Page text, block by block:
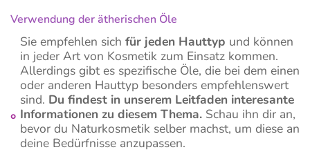
Verwendung der ätherischen Öle
Sie empfehlen sich für jeden Hauttyp und können
in jeder Art von Kosmetik zum Einsatz kommen.
Allerdings gibt es spezifische Öle, die bei dem einen
oder anderen Hauttyp besonders empfehlenswert
sind. Du findest in unserem Leitfaden interesante
Informationen zu diesem Thema. Schau ihn dir an,
bevor du Naturkosmetik selber machst, um diese an
deine Bedürfnisse anzupassen.